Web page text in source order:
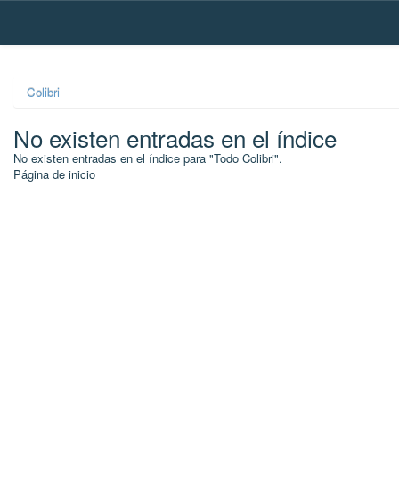
Skip
Colibri
No existen entradas en el índice
No existen entradas en el índice para "Todo Colibri".
Página de inicio